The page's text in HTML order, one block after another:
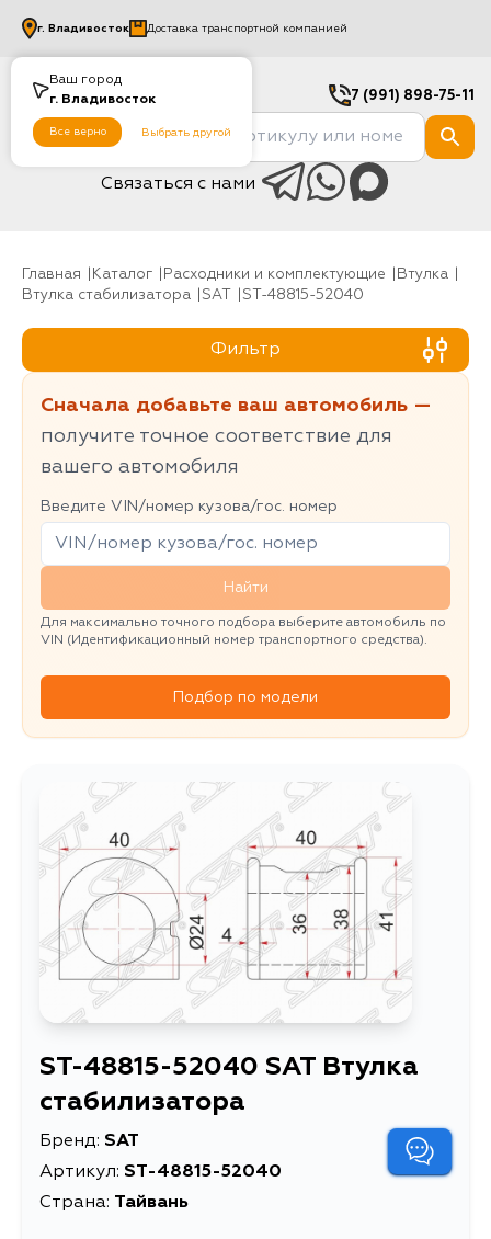
Ваш город
г. Владивосток
Все верно Выбрать другой
г. Владивосток Доставка транспортной компанией
7 (991) 898-75-11
Связаться с нами
Главная Каталог Расходники и комплектующие
Втулка
Втулка стабилизатора
SAT ST-48815-52040
Фильтр
Сначала добавьте ваш автомобиль —
получите точное соответствие для
вашего автомобиля
Введите VIN/номер кузова/гос. номер
Найти
Для максимально точного подбора выберите автомобиль по
VIN (Идентификационный номер транспортного средства).
Подбор по модели
ST-48815-52040 SAT Втулка
стабилизатора
Бренд: SAT
Артикул: ST-48815-52040
Страна: Тайвань